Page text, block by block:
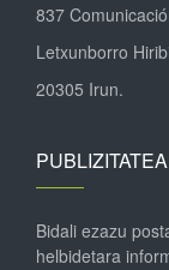
837
Letxunborro
20305 Irun.
PUBLIZITATEA
Bidali ezazu
helbidetara